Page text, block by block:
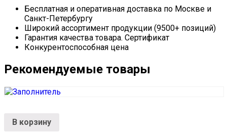
Бесплатная и оперативная доставка по Москве и
Санкт-Петербургу
Широкий ассортимент продукции (9500+ позиций)
Гарантия качества товара. Сертификат
Конкурентоспособная цена
Рекомендуемые товары
В корзину